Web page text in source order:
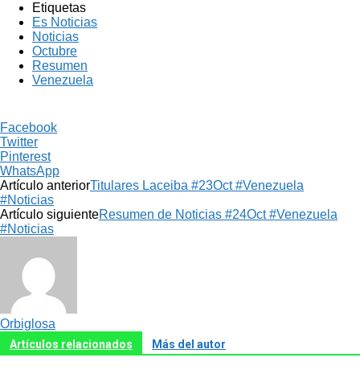
Etiquetas
Es Noticias
Noticias
Octubre
Resumen
Venezuela
Facebook
Twitter
Pinterest
WhatsApp
Artículo anteriorTitulares Laceiba #23Oct #Venezuela
#Noticias
Artículo siguienteResumen de Noticias #24Oct #Venezuela
#Noticias
Orbiglosa
Artículos relacionados Más del autor